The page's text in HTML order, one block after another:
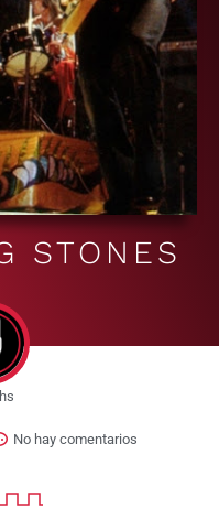
STONES
No hay comentarios